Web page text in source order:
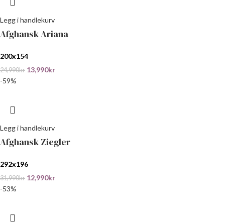
Legg i handlekurv
Afghansk Ariana
200x154
24,990kr 13,990kr
-59%
Legg i handlekurv
Afghansk Ziegler
292x196
31,990kr 12,990kr
-53%